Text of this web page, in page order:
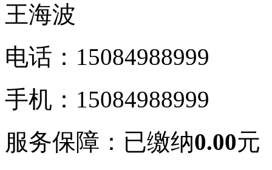
王海波
电话： 15084988999
手机： 15084988999
服务保障： 已缴纳0.00元